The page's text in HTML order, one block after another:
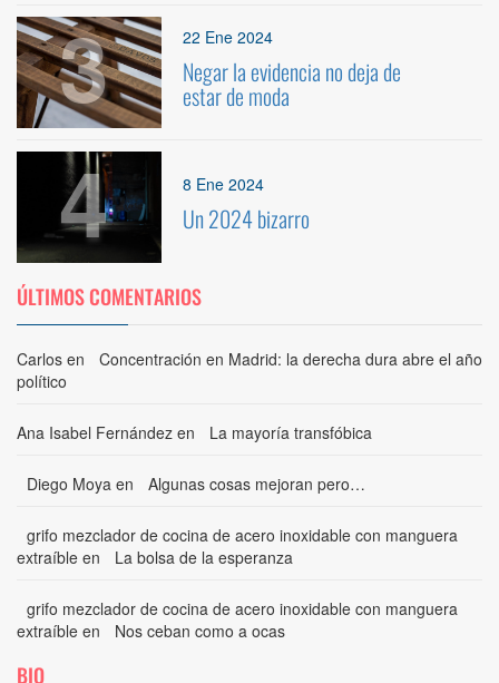
3 22 Ene 2024
Negar la evidencia no deja de
estar de moda
4 8 Ene 2024
Un 2024 bizarro
ÚLTIMOS COMENTARIOS
Carlos en
Concentración en Madrid: la derecha dura abre el año
político
Ana Isabel Fernández en La mayoría transfóbica
Diego Moya en Algunas cosas mejoran pero…
grifo mezclador de cocina de acero inoxidable con manguera
extraíble en La bolsa de la esperanza
grifo mezclador de cocina de acero inoxidable con manguera
extraíble en Nos ceban como a ocas
BIO